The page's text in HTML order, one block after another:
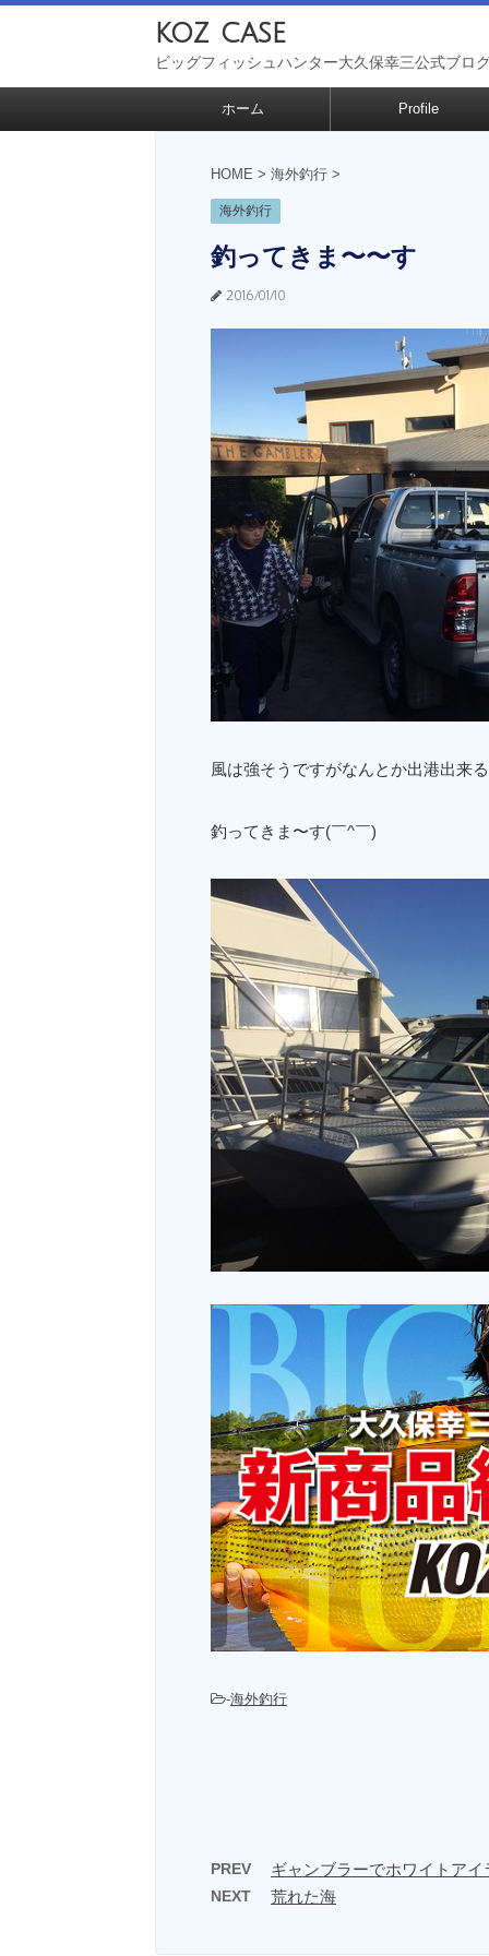
koz case
ビッグフィッシュハンター大久保幸三公式ブロ
ホーム Profile
HOME > 海外釣行 >
海外釣行
釣ってきま〜〜す
2016/01/10
風は強そうですがなんとか出港出来
釣ってきま〜す(￣^￣)ゞ
-海外釣行
PREV ギャンブラーでホワイトアイ
NEXT 荒れた海